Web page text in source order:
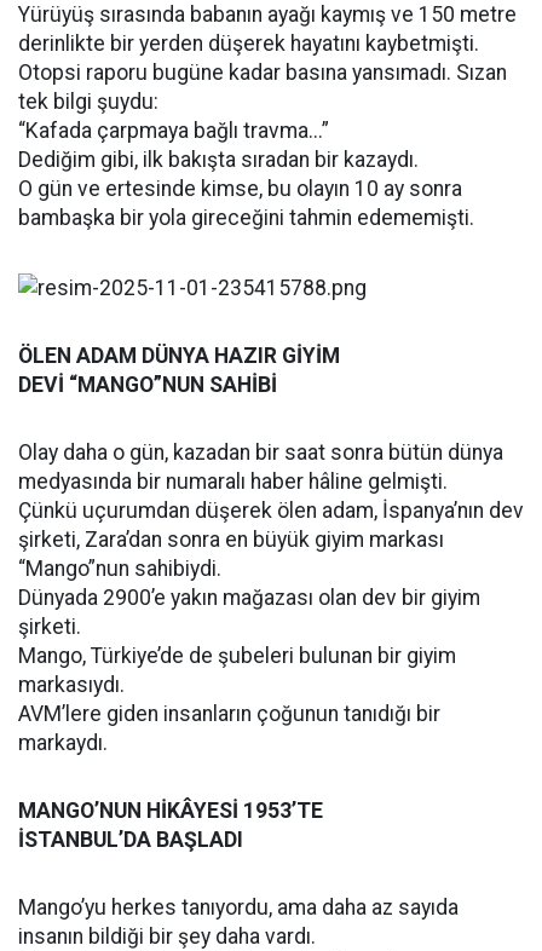
Yürüyüş sırasında babanın ayağı kaymış ve 150 metre
derinlikte bir yerden düşerek hayatını kaybetmişti.
Otopsi raporu bugüne kadar basına yansımadı. Sızan
tek bilgi şuydu:
“Kafada çarpmaya bağlı travma...”
Dediğim gibi, ilk bakışta sıradan bir kazaydı.
O gün ve ertesinde kimse, bu olayın 10 ay sonra
bambaşka bir yola gireceğini tahmin edememişti.
ÖLEN ADAM DÜNYA HAZIR GİYİM
DEVİ “MANGO”NUN SAHİBİ
Olay daha o gün, kazadan bir saat sonra bütün dünya
medyasında bir numaralı haber hâline gelmişti.
Çünkü uçurumdan düşerek ölen adam, İspanya’nın dev
şirketi, Zara’dan sonra en büyük giyim markası
“Mango”nun sahibiydi.
Dünyada 2900’e yakın mağazası olan dev bir giyim
şirketi.
Mango, Türkiye’de de şubeleri bulunan bir giyim
markasıydı.
AVM’lere giden insanların çoğunun tanıdığı bir
markaydı.
MANGO’NUN HİKÂYESİ 1953’TE
İSTANBUL’DA BAŞLADI
Mango’yu herkes tanıyordu, ama daha az sayıda
insanın bildiği bir şey daha vardı.